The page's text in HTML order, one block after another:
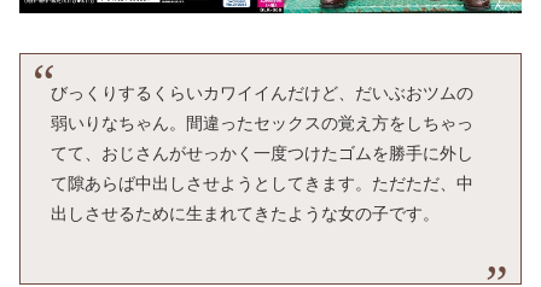
びっくりするくらいカワイイんだけど、だいぶおツムの
弱いりなちゃん。間違ったセックスの覚え方をしちゃっ
てて、おじさんがせっかく一度つけたゴムを勝手に外し
て隙あらば中出しさせようとしてきます。ただただ、中
出しさせるために生まれてきたような女の子です。